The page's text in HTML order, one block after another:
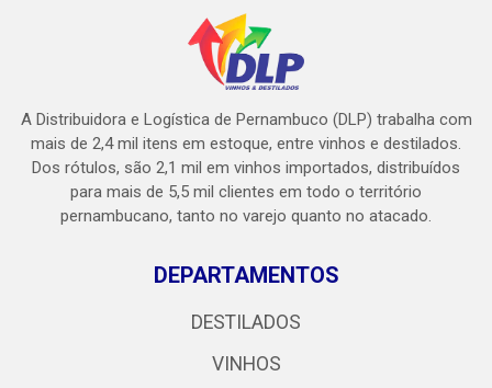
A Distribuidora e Logística de Pernambuco (DLP) trabalha com
mais de 2,4 mil itens em estoque, entre vinhos e destilados.
Dos rótulos, são 2,1 mil em vinhos importados, distribuídos
para mais de 5,5 mil clientes em todo o território
pernambucano, tanto no varejo quanto no atacado.
DEPARTAMENTOS
DESTILADOS
VINHOS